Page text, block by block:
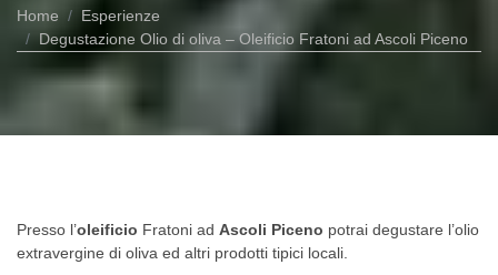
Appartamenti
Servizi
Appartamenti
Servizi
Servizi
Condizioni
Home
Esperienze
Degustazione Olio di oliva – Oleificio Fratoni ad Ascoli Piceno
Presso l’oleificio Fratoni ad Ascoli Piceno potrai degustare l’olio
extravergine di oliva ed altri prodotti tipici locali.